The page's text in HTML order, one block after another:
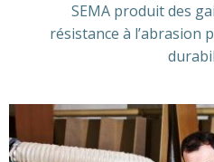
SEMA produit des
résistance à l’abrasion